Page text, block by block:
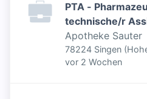
PTA -
technische/r
Apotheke Sauter
78224 Singen
Deutschland
Veröffentlicht:
vor 2 Wochen